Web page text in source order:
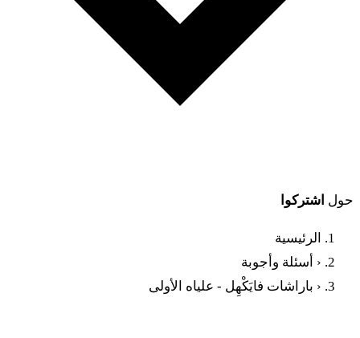
حول اشتركوا
الرئيسية
‹ أسئلة وأجوبة
‹ باراشات فايَكْهِل - علياه الأولى